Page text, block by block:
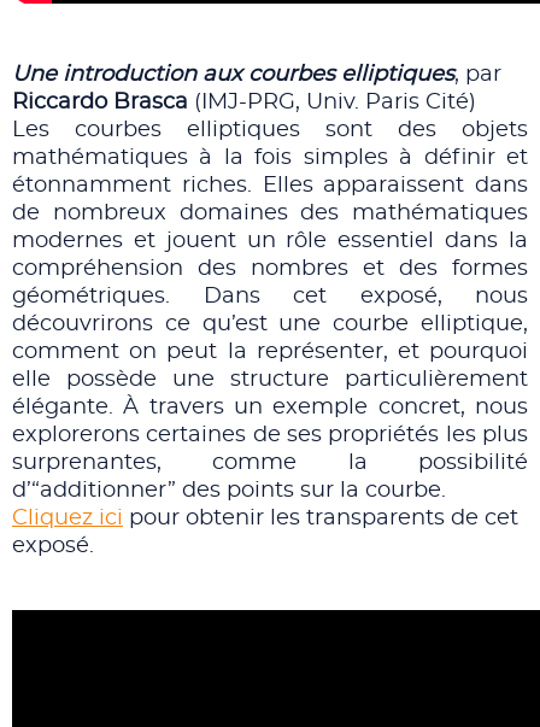
Une introduction aux courbes elliptiques, par
Riccardo Brasca (IMJ-PRG, Univ. Paris Cité)
Les courbes elliptiques sont des objets
mathématiques à la fois simples à définir et
étonnamment riches. Elles apparaissent dans
de nombreux domaines des mathématiques
modernes et jouent un rôle essentiel dans la
compréhension des nombres et des formes
géométriques. Dans cet exposé, nous
découvrirons ce qu’est une courbe elliptique,
comment on peut la représenter, et pourquoi
elle possède une structure particulièrement
élégante. À travers un exemple concret, nous
explorerons certaines de ses propriétés les plus
surprenantes, comme la possibilité
d’“additionner” des points sur la courbe.
Cliquez ici pour obtenir les transparents de cet
exposé.